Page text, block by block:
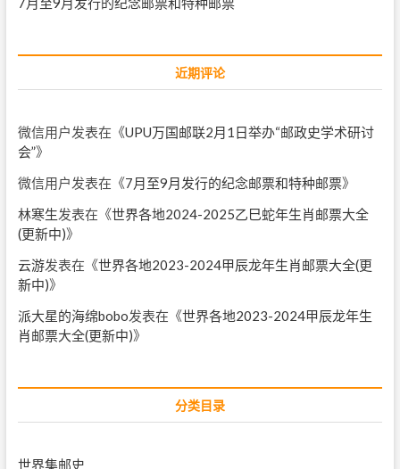
近期评论
微信用户发表在《UPU万国邮联2月1日举办“邮政史学术研讨
会”》
微信用户发表在《7月至9月发行的纪念邮票和特种邮票》
林寒生发表在《世界各地2024-2025乙巳蛇年生肖邮票大全
(更新中)》
云游发表在《世界各地2023-2024甲辰龙年生肖邮票大全(更
新中)》
派大星的海绵bobo发表在《世界各地2023-2024甲辰龙年生
肖邮票大全(更新中)》
分类目录
世界集邮史